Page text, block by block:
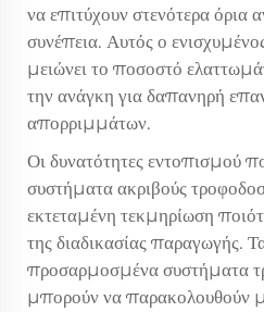
να επιτύχουν στενότερα όρια
συνέπεια. Αυτός ο
μειώνει το ποσοστό
την ανάγκη για δαπανηρή
απορριμμάτων.
Οι δυνατότητες εντοπισμού
συστήματα ακριβούς
εκτεταμένη τεκμηρίωση
της διαδικασίας παραγωγής.
προσαρμοσμένα συστήματα
μπορούν να παρακολουθούν